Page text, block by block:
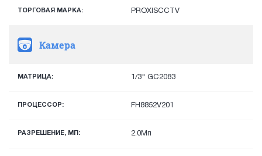
ТОРГОВАЯ МАРКА: PROXISCCTV
Камера
МАТРИЦА: 1/3" GC2083
ПРОЦЕССОР: FH8852V201
РАЗРЕШЕНИЕ, МП: 2.0Мп